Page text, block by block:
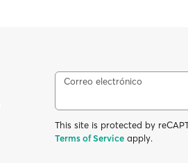
Correo electrónico
This site is protected by
Terms of Service apply.